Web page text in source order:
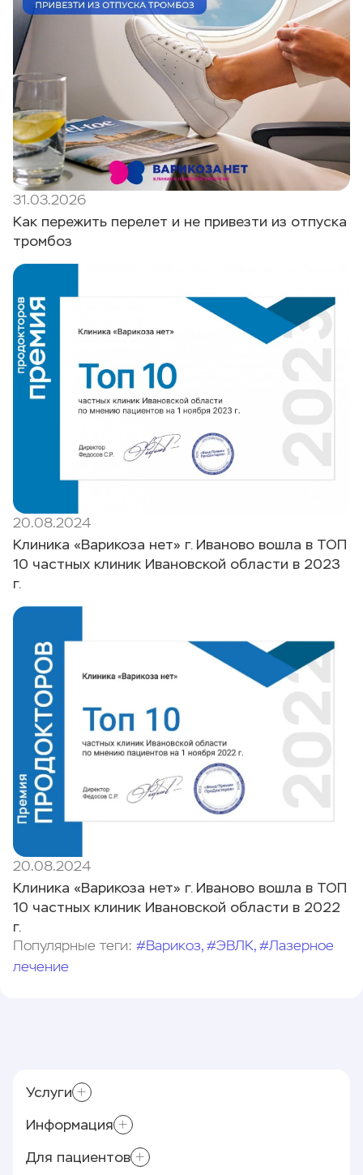
31.03.2026
Как пережить перелет и не привезти из отпуска
тромбоз
20.08.2024
Клиника «Варикоза нет» г. Иваново вошла в ТОП
10 частных клиник Ивановской области в 2023
г.
20.08.2024
Клиника «Варикоза нет» г. Иваново вошла в ТОП
10 частных клиник Ивановской области в 2022
г.
Популярные теги: #Варикоз, #ЭВЛК, #Лазерное
лечение
Услуги
Лазерное лечение варикоза (ЭВЛК)
Приём хирурга-флеболога
Склеротерапия
Информация
Контролирующие органы
Для пациентов